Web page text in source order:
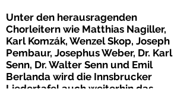
Unter den herausragenden
Chorleitern wie Matthias Nagiller,
Karl Komzák, Wenzel Skop, Joseph
Pembaur, Josephus Weber, Dr. Karl
Senn, Dr. Walter Senn und Emil
Berlanda wird die Innsbrucker
Liedertafel auch weiterhin das